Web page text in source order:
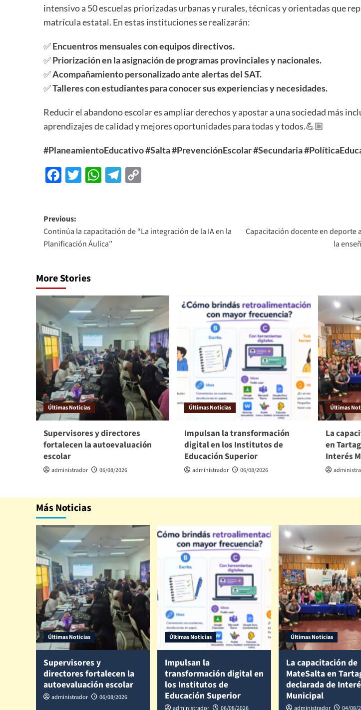
intensivo a 50 escuelas priorizadas urbanas y rurales, técnicas y orientadas que
matrícula estatal. En estas instituciones se realizarán:
✅Encuentros mensuales con equipos directivos.
✅Priorización en la asignación de programas provinciales y nacionales.
✅Acompañamiento personalizado ante alertas del SAT.
✅Talleres con estudiantes para conocer sus experiencias y necesidades.
Reducir el abandono escolar es ampliar derechos y apostar a una sociedad más
aprendizajes de calidad y mejores oportunidades para todas y todos.💪🏼
#PlaneamientoEducativo#Salta#PrevenciónEscolar#Secundaria
Facebook
Twitter
WhatsApp
Telegram
Previous:
Continúa la capacitación de “La integración de la IA en la
Planificación Áulica”
Capacitación docente en deporte
la
More Stories
Últimas Noticias
Supervisores y directores
fortalecen la autoevaluación
escolar
administrador 06/08/2026
Últimas Noticias
Impulsan la transformación
digital en los Institutos de
Educación Superior
administrador 06/08/2026
Últimas
La
en
Interés
Más Noticias
Últimas Noticias
Supervisores y
directores fortalecen la
autoevaluación escolar
administrador 06/08/2026
Últimas Noticias
Impulsan la
transformación digital en
los Institutos de
Educación Superior
Últimas Noticias
La capacitación de
MateSalta en
declarada de
Municipal